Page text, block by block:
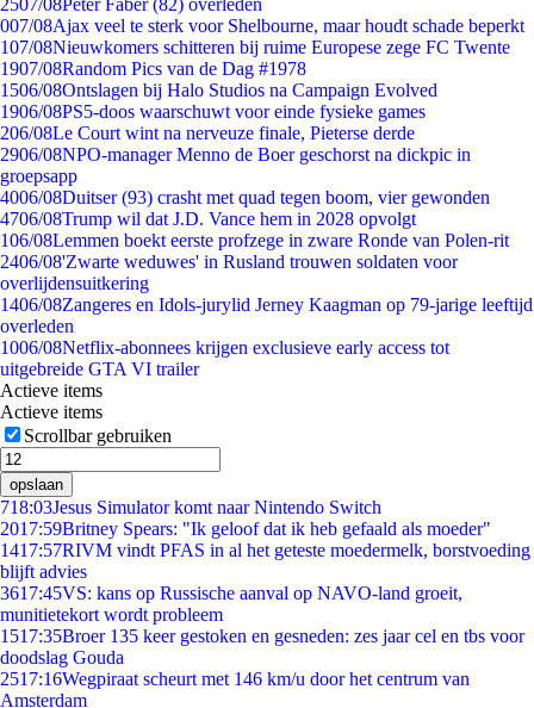
2507/08Peter Faber (82) overleden
007/08Ajax veel te sterk voor Shelbourne, maar houdt schade beperkt
107/08Nieuwkomers schitteren bij ruime Europese zege FC Twente
1907/08Random Pics van de Dag #1978
1506/08Ontslagen bij Halo Studios na Campaign Evolved
1906/08PS5-doos waarschuwt voor einde fysieke games
206/08Le Court wint na nerveuze finale, Pieterse derde
2906/08NPO-manager Menno de Boer geschorst na dickpic in
groepsapp
4006/08Duitser (93) crasht met quad tegen boom, vier gewonden
4706/08Trump wil dat J.D. Vance hem in 2028 opvolgt
106/08Lemmen boekt eerste profzege in zware Ronde van Polen-rit
2406/08'Zwarte weduwes' in Rusland trouwen soldaten voor
overlijdensuitkering
1406/08Zangeres en Idols-jurylid Jerney Kaagman op 79-jarige leeftijd
overleden
1006/08Netflix-abonnees krijgen exclusieve early access tot
uitgebreide GTA VI trailer
Actieve items
Actieve items
Scrollbar gebruiken
opslaan
718:03Jesus Simulator komt naar Nintendo Switch
2017:59Britney Spears: "Ik geloof dat ik heb gefaald als moeder"
1417:57RIVM vindt PFAS in al het geteste moedermelk, borstvoeding
blijft advies
3617:45VS: kans op Russische aanval op NAVO-land groeit,
munitietekort wordt probleem
1517:35Broer 135 keer gestoken en gesneden: zes jaar cel en tbs voor
doodslag Gouda
2517:16Wegpiraat scheurt met 146 km/u door het centrum van
Amsterdam